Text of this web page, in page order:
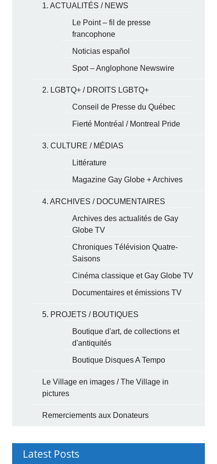
1. ACTUALITÉS / NEWS
Le Point – fil de presse
francophone
Noticias español
Spot – Anglophone Newswire
2. LGBTQ+ / DROITS LGBTQ+
Conseil de Presse du Québec
Fierté Montréal / Montreal Pride
3. CULTURE / MÉDIAS
Littérature
Magazine Gay Globe + Archives
4. ARCHIVES / DOCUMENTAIRES
Archives des actualités de Gay
Globe TV
Chroniques Télévision Quatre-
Saisons
Cinéma classique et Gay Globe TV
Documentaires et émissions TV
5. PROJETS / BOUTIQUES
Boutique d'art, de collections et
d'antiquités
Boutique Disques A Tempo
Le Village en images / The Village in
pictures
Remerciements aux Donateurs
Latest Posts